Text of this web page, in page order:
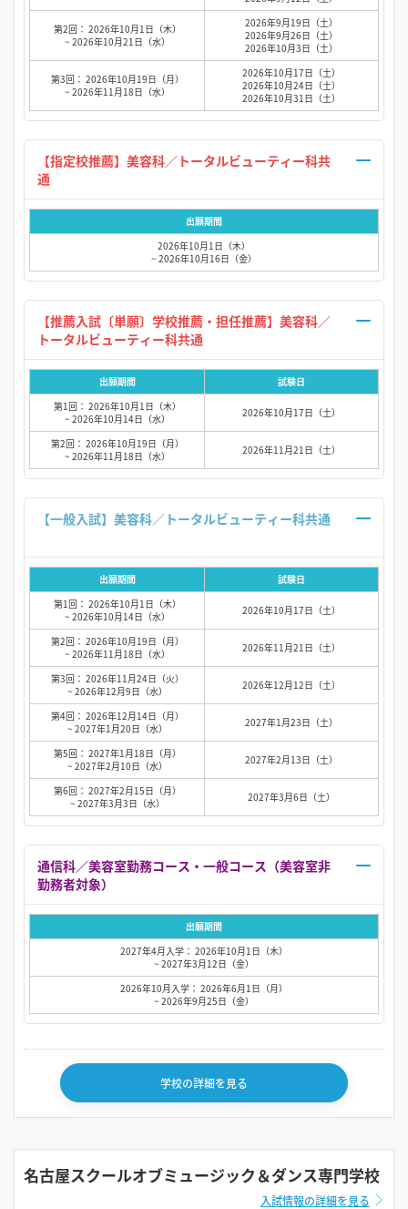
第2回： 2026年10月1日（木）
~ 2026年10月21日（水）
2026年9月19日（土）
2026年9月26日（土）
2026年10月3日（土）
第3回： 2026年10月19日（月）
~ 2026年11月18日（水）
2026年10月17日（土）
2026年10月24日（土）
2026年10月31日（土）
【指定校推薦】美容科／トータルビューティー科共
出願期間
2026年10月1日（木）
~ 2026年10月16日（金）
【推薦入試〔単願〕学校推薦・担任推薦】美容科／
出願期間
試験日
第1回： 2026年10月1日（木）
~ 2026年10月14日（水）
2026年10月17日（土）
第2回： 2026年10月19日（月）
~ 2026年11月18日（水）
2026年11月21日（土）
【一般入試】美容科／トータルビューティー科共通
出願期間
試験日
第1回： 2026年10月1日（木）
~ 2026年10月14日（水）
2026年10月17日（土）
第2回： 2026年10月19日（月）
~ 2026年11月18日（水）
2026年11月21日（土）
第3回： 2026年11月24日（火）
~ 2026年12月9日（水）
2026年12月12日（土）
第4回： 2026年12月14日（月）
~ 2027年1月20日（水）
2027年1月23日（土）
第5回： 2027年1月18日（月）
~ 2027年2月10日（水）
2027年2月13日（土）
第6回： 2027年2月15日（月）
~ 2027年3月3日（水）
2027年3月6日（土）
通信科／美容室勤務コース・一般コース（美容室非
出願期間
2027年4月入学： 2026年10月1日（木）
~ 2027年3月12日（金）
2026年10月入学： 2026年6月1日（月）
~ 2026年9月25日（金）
学校の詳細を見る
名古屋スクールオブミュージック＆ダンス専門学校
入試情報の詳細を見る